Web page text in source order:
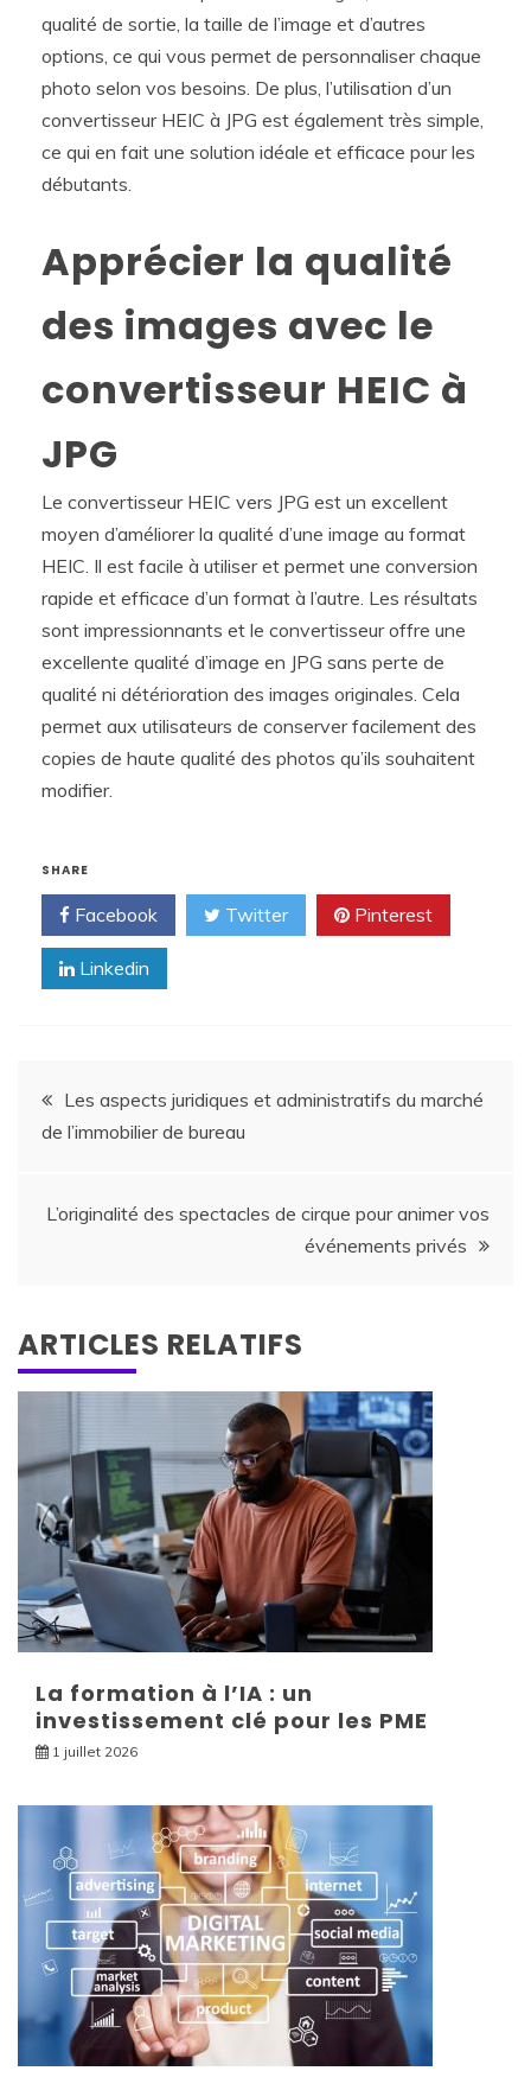
qualité de sortie, la taille de l’image et d’autres
options, ce qui vous permet de personnaliser chaque
photo selon vos besoins. De plus, l’utilisation d’un
convertisseur HEIC à JPG est également très simple,
ce qui en fait une solution idéale et efficace pour les
débutants.
Apprécier la qualité
des images avec le
convertisseur HEIC à
JPG
Le convertisseur HEIC vers JPG est un excellent
moyen d’améliorer la qualité d’une image au format
HEIC. Il est facile à utiliser et permet une conversion
rapide et efficace d’un format à l’autre. Les résultats
sont impressionnants et le convertisseur offre une
excellente qualité d’image en JPG sans perte de
qualité ni détérioration des images originales. Cela
permet aux utilisateurs de conserver facilement des
copies de haute qualité des photos qu’ils souhaitent
modifier.
SHARE
Facebook Twitter Pinterest
Linkedin
Navigation
de
l’article
Les aspects juridiques et administratifs du marché
de l’immobilier de bureau
L’originalité des spectacles de cirque pour animer vos
événements privés
ARTICLES RELATIFS
La formation à l’IA : un
investissement clé pour les PME
1 juillet 2026